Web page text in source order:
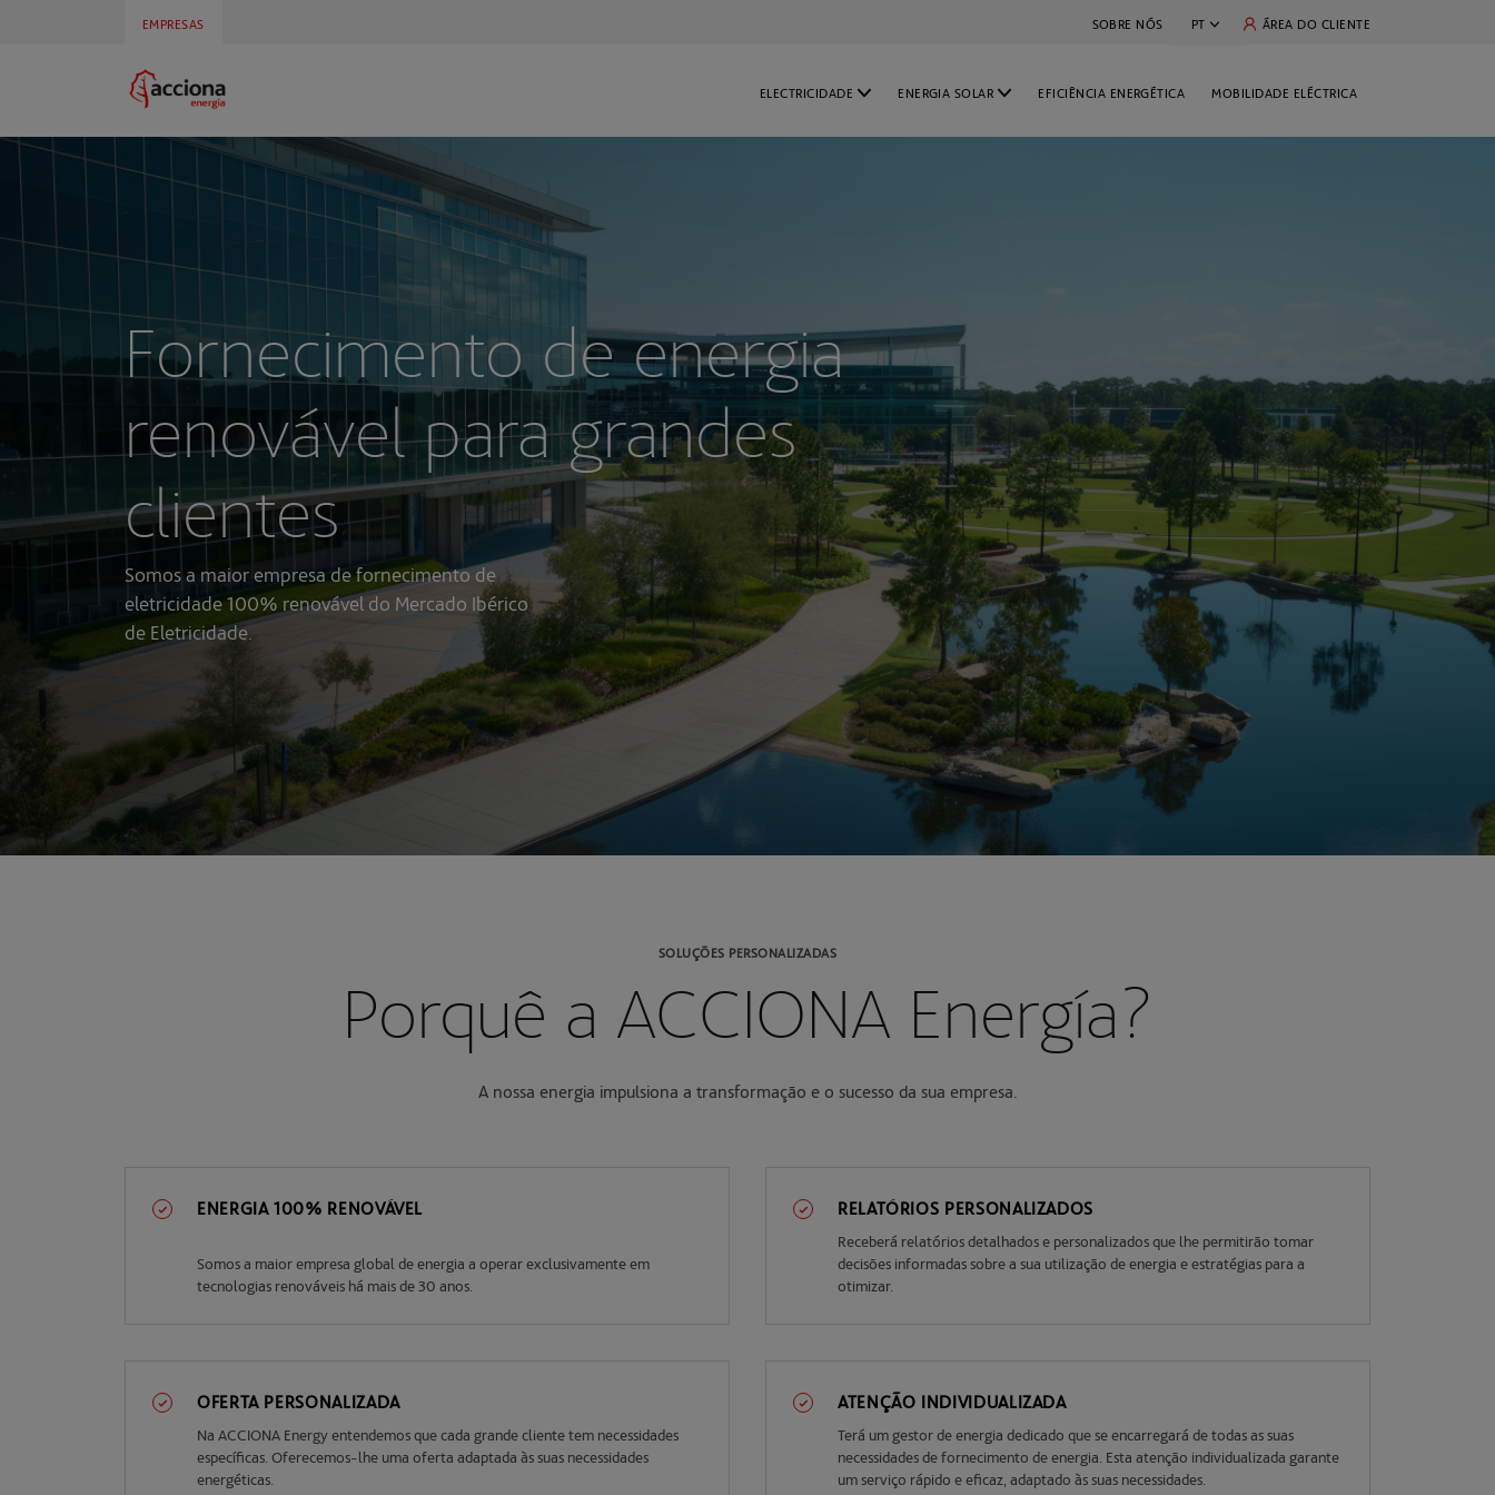
EMPRESAS SOBRE NÓS PT ÁREA DO CLIENTE
OPENS IN A NEW TAB
ELECTRICIDADE
ENERGIA SOLAR
EFICIÊNCIA ENERGÉTICA MOBILIDADE ELÉCTRICA
Fornecimento de energia
renovável para grandes
clientes
Somos a maior empresa de fornecimento de
eletricidade 100% renovável do Mercado Ibérico
de Eletricidade.
SOLUÇÕES PERSONALIZADAS
Porquê a ACCIONA Energía?
A nossa energia impulsiona a transformação e o sucesso da sua empresa.
ENERGIA 100% RENOVÁVEL
Somos a maior empresa global de energia a operar exclusivamente em
tecnologias renováveis há mais de 30 anos.
RELATÓRIOS PERSONALIZADOS
Receberá relatórios detalhados e personalizados que lhe permitirão tomar
decisões informadas sobre a sua utilização de energia e estratégias para a
otimizar.
OFERTA PERSONALIZADA
Na ACCIONA Energy entendemos que cada grande cliente tem necessidades
específicas. Oferecemos-lhe uma oferta adaptada às suas necessidades
energéticas.
ATENÇÃO INDIVIDUALIZADA
Terá um gestor de energia dedicado que se encarregará de todas as suas
necessidades de fornecimento de energia. Esta atenção individualizada garante
um serviço rápido e eficaz, adaptado às suas necessidades.